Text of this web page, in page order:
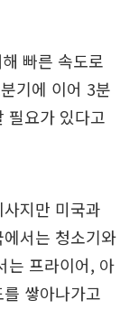
빠른 속도로
기에 이어 3분
필요가 있다고
지만 미국과
서는 청소기와
는 프라이어, 아
쌓아나가고